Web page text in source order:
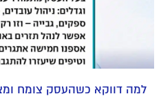
למה דווקא כשהעסק צומח